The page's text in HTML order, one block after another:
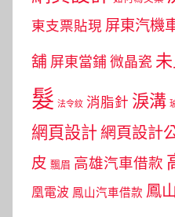
東支票貼現 屏東汽機
舖 屏東當鋪 微晶瓷
髮 法令紋 消脂針 淚溝
網頁設計 網頁設計
皮 飄眉 高雄汽車借款
凰電波 鳳山汽車借款 鳳